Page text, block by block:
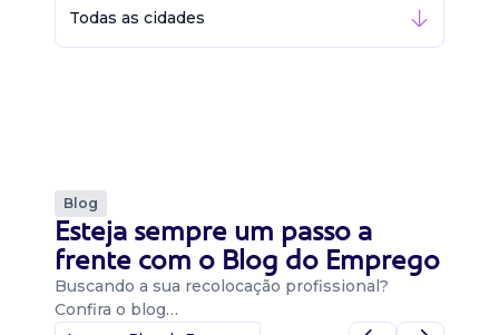
Todas as cidades
Blog
Esteja sempre um passo a
frente com o Blog do Emprego
Buscando a sua recolocação profissional?
Confira o blog…